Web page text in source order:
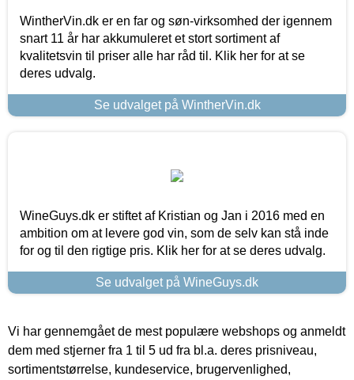
WintherVin.dk er en far og søn-virksomhed der igennem
snart 11 år har akkumuleret et stort sortiment af
kvalitetsvin til priser alle har råd til. Klik her for at se
deres udvalg.
Se udvalget på WintherVin.dk
WineGuys.dk er stiftet af Kristian og Jan i 2016 med en
ambition om at levere god vin, som de selv kan stå inde
for og til den rigtige pris. Klik her for at se deres udvalg.
Se udvalget på WineGuys.dk
Vi har gennemgået de mest populære webshops og anmeldt
dem med stjerner fra 1 til 5 ud fra bl.a. deres prisniveau,
sortimentstørrelse, kundeservice, brugervenlighed,